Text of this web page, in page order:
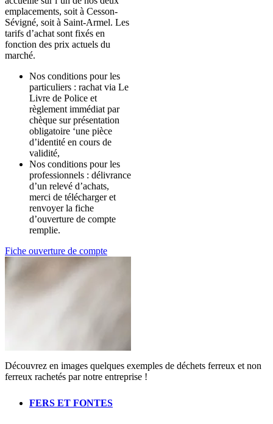
emplacements, soit à Cesson-
Sévigné, soit à Saint-Armel. Les
tarifs d’achat sont fixés en
fonction des prix actuels du
marché.
Nos conditions pour les
particuliers : rachat via Le
Livre de Police et
règlement immédiat par
chèque sur présentation
obligatoire ‘une pièce
d’identité en cours de
validité,
Nos conditions pour les
professionnels : délivrance
d’un relevé d’achats,
merci de télécharger et
renvoyer la fiche
d’ouverture de compte
remplie.
Fiche ouverture de compte
Découvrez en images quelques exemples de déchets ferreux et non
ferreux rachetés par notre entreprise !
FERS ET FONTES